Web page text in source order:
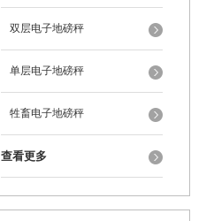
双层电子地磅秤
单层电子地磅秤
牲畜电子地磅秤
查看更多